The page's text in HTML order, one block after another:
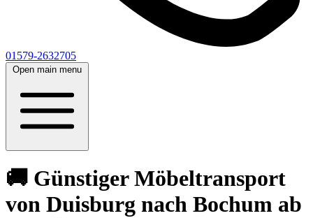
01579-2632705
Open main menu
🚚 Günstiger Möbeltransport
von Duisburg nach Bochum ab